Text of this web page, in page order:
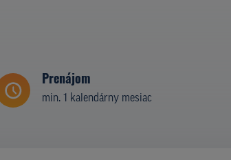
Prenájom
min. 1 kalendárny mesiac